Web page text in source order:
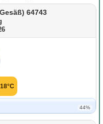
64743
18°C
44%